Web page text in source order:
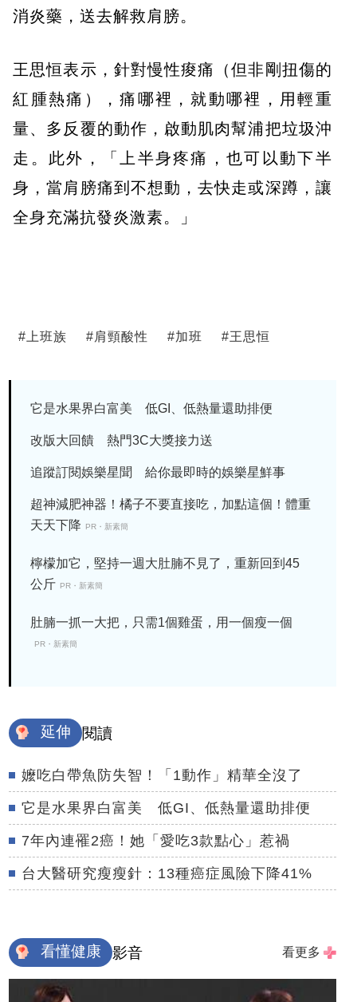
消炎藥，送去解救肩膀。
王思恒表示，針對慢性痠痛（但非剛扭傷的
紅腫熱痛），痛哪裡，就動哪裡，用輕重
量、多反覆的動作，啟動肌肉幫浦把垃圾沖
走。此外，「上半身疼痛，也可以動下半
身，當肩膀痛到不想動，去快走或深蹲，讓
全身充滿抗發炎激素。」
# 上班族 #肩頸酸性 #加班 #王思恒
它是水果界白富美 低GI、低熱量還助排便
改版大回饋 熱門3C大獎接力送
追蹤訂閱娛樂星聞 給你最即時的娛樂星鮮事
超神減肥神器！橘子不要直接吃，加點這個！體重
天天下降
PR・新素簡
檸檬加它，堅持一週大肚腩不見了，重新回到45
公斤 PR・新素簡
肚腩一抓一大把，只需1個雞蛋，用一個瘦一個
PR・新素簡
延伸 閱讀
嬤吃白帶魚防失智！「1動作」精華全沒了
它是水果界白富美 低GI、低熱量還助排便
7年內連罹2癌！她「愛吃3款點心」惹禍
台大醫研究瘦瘦針：13種癌症風險下降41%
看懂健康 影音 看更多